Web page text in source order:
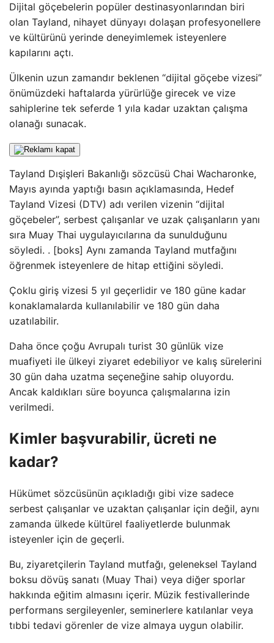
Dijital göçebelerin popüler destinasyonlarından biri
olan Tayland, nihayet dünyayı dolaşan profesyonellere
ve kültürünü yerinde deneyimlemek isteyenlere
kapılarını açtı.
Ülkenin uzun zamandır beklenen “dijital göçebe vizesi”
önümüzdeki haftalarda yürürlüğe girecek ve vize
sahiplerine tek seferde 1 yıla kadar uzaktan çalışma
olanağı sunacak.
Tayland Dışişleri Bakanlığı sözcüsü Chai Wacharonke,
Mayıs ayında yaptığı basın açıklamasında, Hedef
Tayland Vizesi (DTV) adı verilen vizenin “dijital
göçebeler”, serbest çalışanlar ve uzak çalışanların yanı
sıra Muay Thai uygulayıcılarına da sunulduğunu
söyledi. . [boks] Aynı zamanda Tayland mutfağını
öğrenmek isteyenlere de hitap ettiğini söyledi.
Çoklu giriş vizesi 5 yıl geçerlidir ve 180 güne kadar
konaklamalarda kullanılabilir ve 180 gün daha
uzatılabilir.
Daha önce çoğu Avrupalı ​​turist 30 günlük vize
muafiyeti ile ülkeyi ziyaret edebiliyor ve kalış sürelerini
30 gün daha uzatma seçeneğine sahip oluyordu.
Ancak kaldıkları süre boyunca çalışmalarına izin
verilmedi.
Kimler başvurabilir, ücreti ne
kadar?
Hükümet sözcüsünün açıkladığı gibi vize sadece
serbest çalışanlar ve uzaktan çalışanlar için değil, aynı
zamanda ülkede kültürel faaliyetlerde bulunmak
isteyenler için de geçerli.
Bu, ziyaretçilerin Tayland mutfağı, geleneksel Tayland
boksu dövüş sanatı (Muay Thai) veya diğer sporlar
hakkında eğitim almasını içerir. Müzik festivallerinde
performans sergileyenler, seminerlere katılanlar veya
tıbbi tedavi görenler de vize almaya uygun olabilir.